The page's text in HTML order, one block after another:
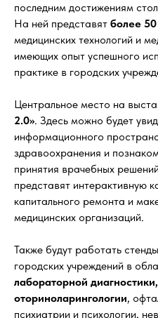
последним достижениям
На ней представят более
медицинских технологий и
имеющих опыт успешного
практике в городских
Центральное место на
2.0». Здесь можно будет
информационного
здравоохранения и
принятия врачебных
представят интерактивную
капитального ремонта и
медицинских организаций.
Также будут работать
городских учреждений в
лабораторной
оториноларингологии,
психиатрии и психологии,